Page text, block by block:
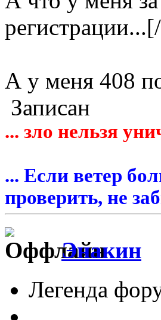
А у меня 408
Записан
... зло нельзя
... Если ветер
проверить, не
Энакин
Легенда